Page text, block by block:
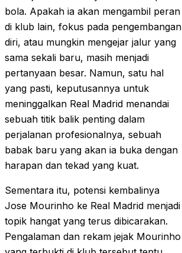
bola. Apakah ia akan mengambil peran
di klub lain, fokus pada pengembangan
diri, atau mungkin mengejar jalur yang
sama sekali baru, masih menjadi
pertanyaan besar. Namun, satu hal
yang pasti, keputusannya untuk
meninggalkan Real Madrid menandai
sebuah titik balik penting dalam
perjalanan profesionalnya, sebuah
babak baru yang akan ia buka dengan
harapan dan tekad yang kuat.
Sementara itu, potensi kembalinya
Jose Mourinho ke Real Madrid menjadi
topik hangat yang terus dibicarakan.
Pengalaman dan rekam jejak Mourinho